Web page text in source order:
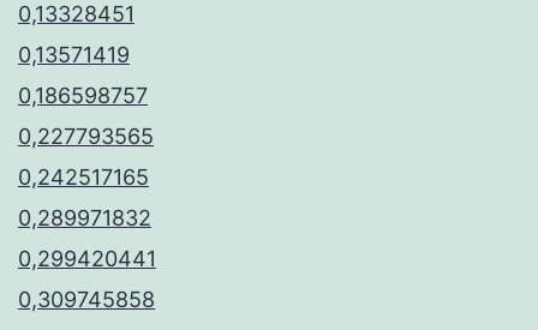
0,13328451
0,13571419
0,186598757
0,227793565
0,242517165
0,289971832
0,299420441
0,309745858